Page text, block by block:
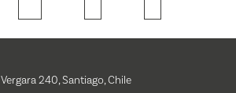
Vergara 240, Santiago, Chile